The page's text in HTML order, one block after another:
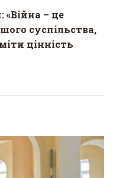
– це
суспільства,
цінність